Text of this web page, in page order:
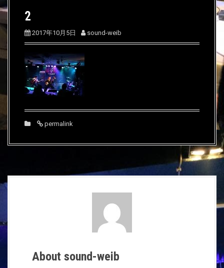
2
2017年10月5日 sound-weib
permalink
About sound-weib